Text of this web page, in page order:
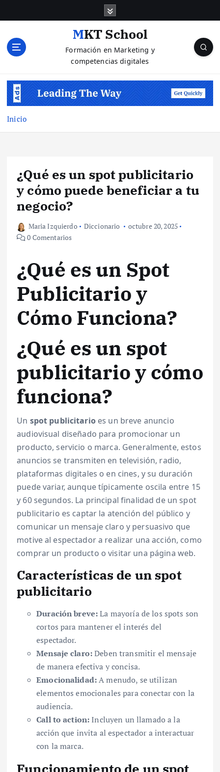
MKT School
Formación en Marketing y
competencias digitales
Inicio
¿Qué es un spot publicitario
y cómo puede beneficiar a tu
negocio?
Maria Izquierdo Diccionario
octubre 20, 2025
0 Comentarios
¿Qué es un Spot
Publicitario y
Cómo Funciona?
¿Qué es un spot
publicitario y cómo
funciona?
Un spot publicitarioes un breve anuncio
audiovisual diseñado para promocionar un
producto, servicio o marca. Generalmente, estos
anuncios se transmiten en televisión, radio,
plataformas digitales o en cines, y su duración
puede variar, aunque típicamente oscila entre 15
y 60 segundos. La principal finalidad de un spot
publicitario es captar la atención del público y
comunicar un mensaje claro y persuasivo que
motive al espectador a realizar una acción, como
comprar un producto o visitar una página web.
Características de un spot
publicitario
Duración breve:La mayoría de los spots son
cortos para mantener el interés del
espectador.
Mensaje claro:Deben transmitir el mensaje
de manera efectiva y concisa.
Emocionalidad:A menudo, se utilizan
elementos emocionales para conectar con la
audiencia.
Call to action: Incluyen un llamado a la
acción que invita al espectador a interactuar
con la marca.
Funcionamiento de un spot